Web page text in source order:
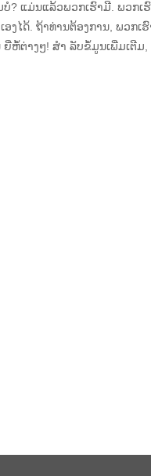
? ແມ່ນແລ້ວພວກເຮົາມີ. ພວກ
ອງໄດ້. ຖ້າທ່ານຕ້ອງການ, ພວ
ຕ່າງໆ! ສຳ ລັບຂໍ້ມູນເພີ່ມເຕີມ,